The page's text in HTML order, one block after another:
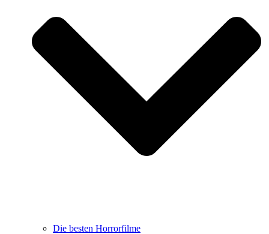
Die besten Horrorfilme